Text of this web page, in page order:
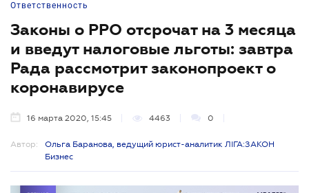
Ответственность
Законы о РРО отсрочат на 3 месяца
и введут налоговые льготы: завтра
Рада рассмотрит законопроект о
коронавирусе
16 марта 2020, 15:45 4463 0
Автор:
Ольга Баранова, ведущий юрист-аналитик ЛІГА:ЗАКОН
Бизнес